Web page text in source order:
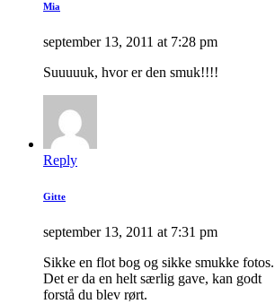
Mia
september 13, 2011 at 7:28 pm
Suuuuuk, hvor er den smuk!!!!
Reply
Gitte
september 13, 2011 at 7:31 pm
Sikke en flot bog og sikke smukke fotos.
Det er da en helt særlig gave, kan godt
forstå du blev rørt.